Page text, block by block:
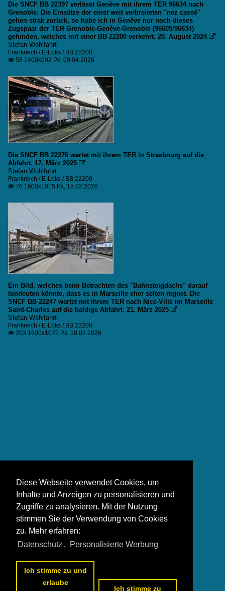
Die SNCF BB 22397 verlässt Genève mit ihrem TER 96634 nach
Grenoble. Die Einsätze der einst weit verbreiteten "nez cassé"
gehen strak zurück, so habe ich in Genève nur noch dieses
Zugspaar der TER Grenoble-Genève-Grenoble (96605/96634)
gefunden, welches mit einer BB 22200 verkehrt. 20. August 2024

Stefan Wohlfahrt
Frankreich / E-Loks / BB 22200
 58 1400x992 Px, 09.04.2026
Die SNCF BB 22276 wartet mit ihrem TER in Strasbourg auf die
Abfahrt. 17. März 2025

Stefan Wohlfahrt
Frankreich / E-Loks / BB 22200
 76 1600x1015 Px, 18.02.2026
Ein Bild, welches beim Betrachten des "Bahnsteigdachs" darauf
hindeuten könnte, dass es in Marseille eher selten regnet. Die
SNCF BB 22247 wartet mit ihrem TER nach Nice-Ville im Marseille
Saint-Charles auf die baldige Abfahrt. 21. März 2025

Stefan Wohlfahrt
Frankreich / E-Loks / BB 22200
 203 1600x1075 Px, 18.02.2026
Diese Webseite verwendet Cookies, um
Inhalte und Anzeigen zu personalisieren und
Zugriffe zu analysieren. Mit der Nutzung
stimmen Sie der Verwendung von Cookies
zu. Mehr erfahren:
Datenschutz , Personalisierte Werbung
Ich stimme zu und
erlaube
Ich stimme zu